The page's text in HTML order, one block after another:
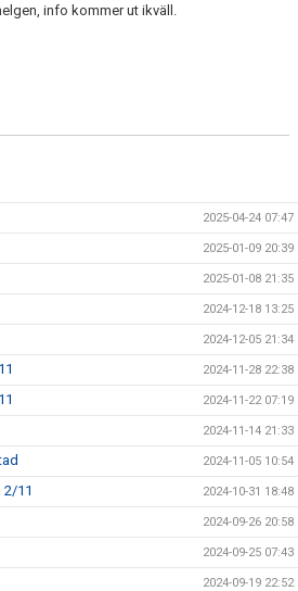
info kommer ut ikväll.
2025-04-24 07:47
2025-01-09 20:39
2025-01-08 21:35
2024-12-18 13:25
2024-12-05 21:34
2024-11-28 22:38
2024-11-22 07:19
2024-11-14 21:33
2024-11-05 10:54
2/11 2024-10-31 18:48
2024-09-26 20:58
2024-09-25 07:43
2024-09-19 22:52